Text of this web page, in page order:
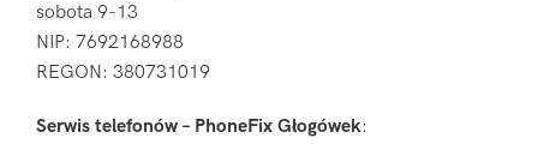
sobota 9-13
NIP: 7692168988
REGON: 380731019
Serwis telefonów – PhoneFix Głogówek: